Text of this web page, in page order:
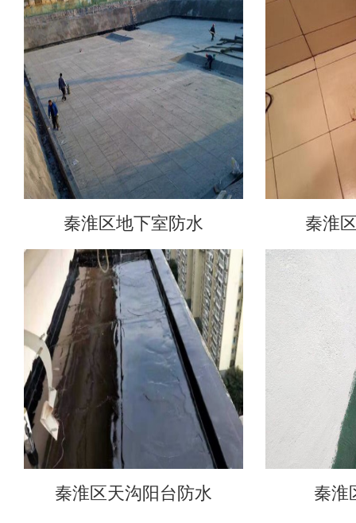
秦淮区地下室防水 秦淮
秦淮区天沟阳台防水 秦淮